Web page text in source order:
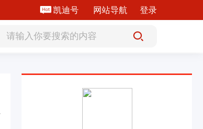
凯迪号 网站导航 登录